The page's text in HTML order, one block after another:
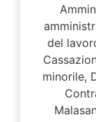
del
minorile,